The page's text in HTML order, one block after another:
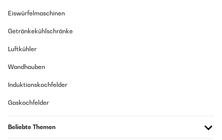
Als Geschenk gekauft Kam gut an Lustiges Spiel
Amazon Benutzer – Bewertung durch Chal-Tec GmbH nicht
Hab dieses Spiel für einen lustigen Spieleabend mit Freunden bestellt.
kann das Spiel mehr oder weniger beeinflusst werden. Hier sind den
Eiswürfelmaschinen
Getränkekühlschränke
Luftkühler
Wandhauben
Induktionskochfelder
Gaskochfelder
Beliebte Themen